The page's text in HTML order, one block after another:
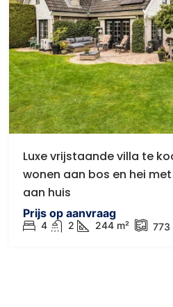
Luxe vrijstaande villa te
wonen aan bos en hei
aan huis
Prijs op aanvraag
4 2 244 m² 773